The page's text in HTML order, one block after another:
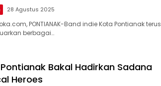
28 Agustus 2025
PONTIANAK-Band indie Kota Pontianak terus
berbagai…
Bakal Hadirkan Sadana
Heroes